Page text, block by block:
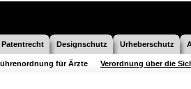
Patentrecht Designschutz Urheberschutz
für Ärzte Verordnung über die